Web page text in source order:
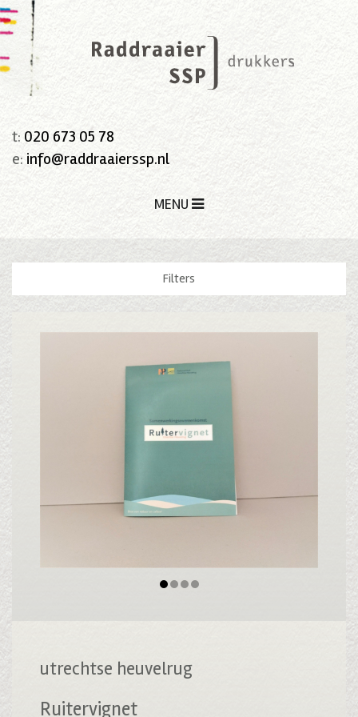
t: 020 673 05 78
e: info@raddraaierssp.nl
MENU
Filters
utrechtse heuvelrug
Ruitervignet